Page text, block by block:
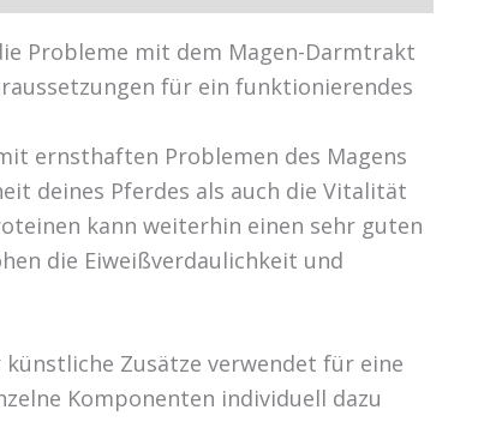
Probleme mit dem Magen-Darmtrakt
für ein funktionierendes
ernsthaften Problemen des Magens
deines Pferdes als auch die Vitalität
kann weiterhin einen sehr guten
die Eiweißverdaulichkeit und
Zusätze verwendet für eine
Komponenten individuell dazu